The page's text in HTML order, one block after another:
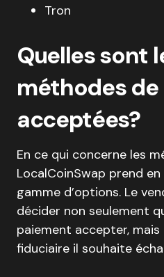
Tron
Quelles sont
méthodes
acceptées?
En ce qui concerne les
LocalCoinSwap prend
gamme d’options. Le
décider non seulement
paiement accepter, mais
fiduciaire il souhaite